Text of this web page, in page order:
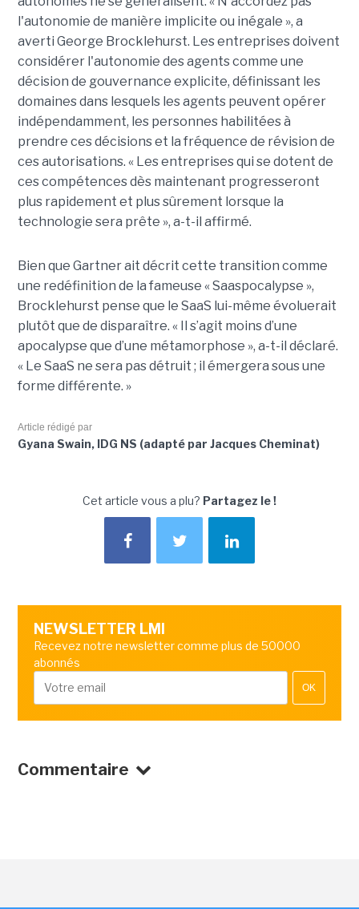
l'autonomie de manière implicite ou inégale », a
averti George Brocklehurst. Les entreprises doivent
considérer l'autonomie des agents comme une
décision de gouvernance explicite, définissant les
domaines dans lesquels les agents peuvent opérer
indépendamment, les personnes habilitées à
prendre ces décisions et la fréquence de révision de
ces autorisations. « Les entreprises qui se dotent de
ces compétences dès maintenant progresseront
plus rapidement et plus sûrement lorsque la
technologie sera prête », a-t-il affirmé.
Bien que Gartner ait décrit cette transition comme
une redéfinition de la fameuse « Saaspocalypse »,
Brocklehurst pense que le SaaS lui-même évoluerait
plutôt que de disparaître. « Il s’agit moins d’une
apocalypse que d’une métamorphose », a-t-il déclaré.
« Le SaaS ne sera pas détruit ; il émergera sous une
forme différente. »
Article rédigé par
Gyana Swain, IDG NS (adapté par Jacques Cheminat)
Cet article vous a plu? Partagez le !
NEWSLETTER LMI
Recevez notre newsletter comme plus de 50000
abonnés
OK
Commentaire